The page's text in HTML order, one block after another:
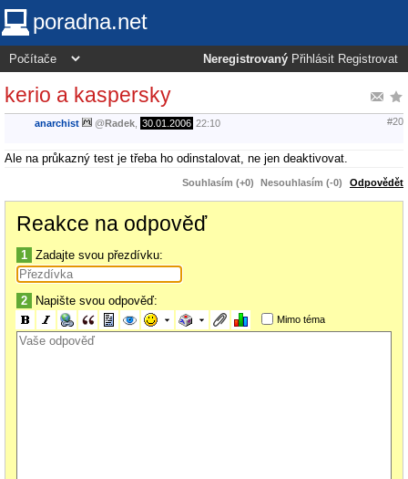
poradna.net
Neregistrovaný Přihlásit Registrovat
kerio a kaspersky
anarchist @Radek 30.01.2006 22:10 #20
Ale na průkazný test je třeba ho odinstalovat, ne jen deaktivovat.
Souhlasím (+0) Nesouhlasím (-0) Odpovědět
Reakce na odpověď
1 Zadajte svou přezdívku:
2 Napište svou odpověď:
Mimo téma